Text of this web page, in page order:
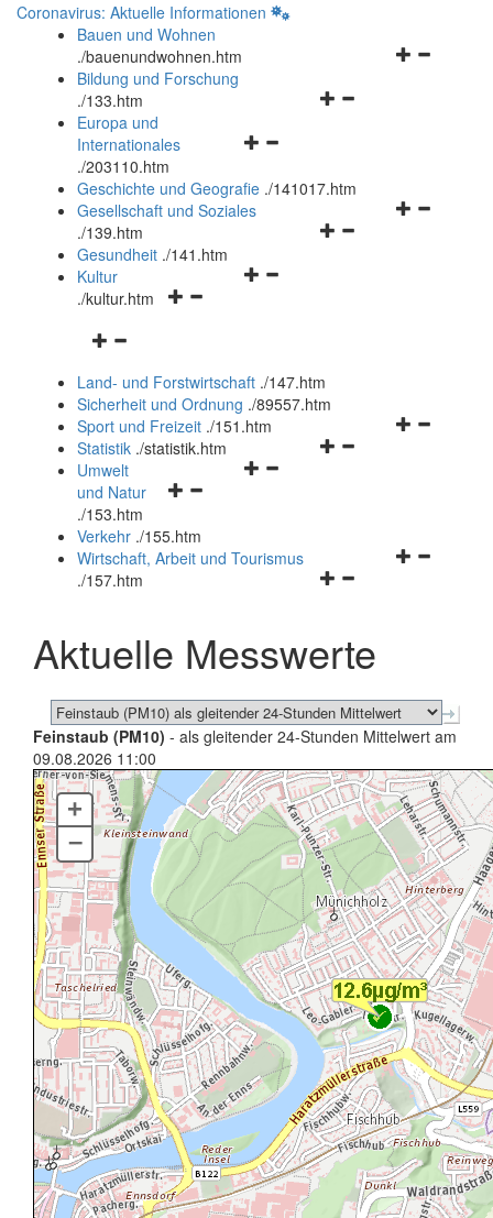
Coronavirus: Aktuelle Informationen
Bauen und Wohnen
./bauenundwohnen.htm
Navigationsmenü
Bildung und Forschung
./133.htm
Navigationsmenü
und
schließen
Europa und
Internationales
./203110.htm
Geschichte und Geografie ./141017.htm
Navigationsmenü
Gesellschaft und Soziales
./139.htm
Navigationsmenü
Gesundheit ./141.htm
Navigationsmenü
Kultur
./kultur.htm
Navigationsmenü
und
schließen
Land- und Forstwirtschaft ./147.htm
Sicherheit und Ordnung ./89557.htm
Navigationsmenü
Sport und Freizeit ./151.htm
Navigationsmenü
Statistik ./statistik.htm
Navigationsmenü
und
schließen
Umwelt
und Natur
./153.htm
Verkehr ./155.htm
Navigationsmenü
schließen
Wirtschaft, Arbeit und Tourismus
./157.htm
Aktuelle Messwerte
Feinstaub (PM10) - als gleitender 24-Stunden Mittelwert am
09.08.2026 11:00
+
–